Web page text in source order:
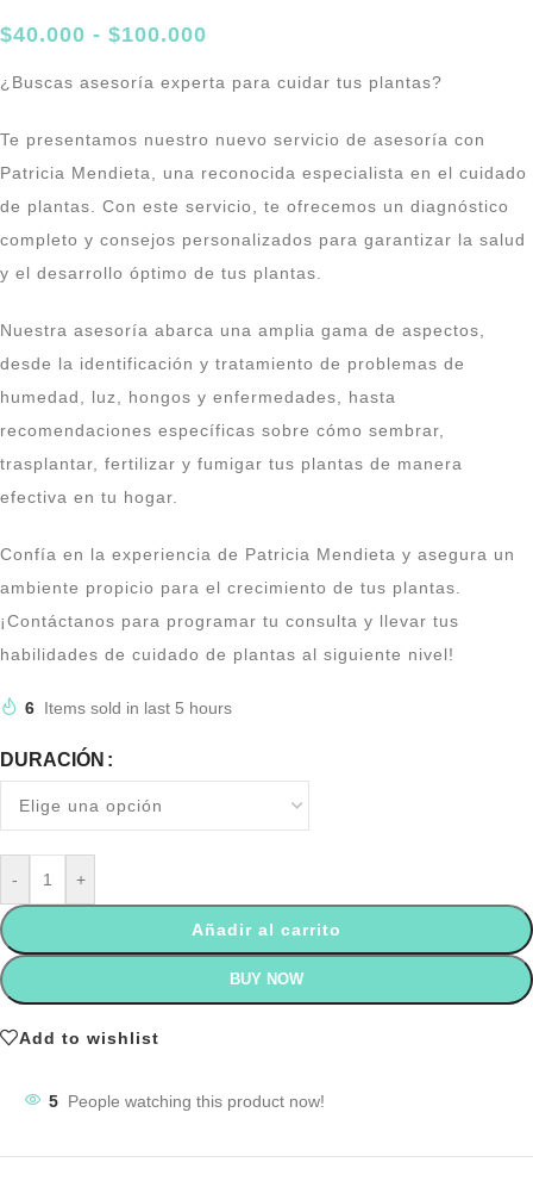
$40.000 - $100.000
¿Buscas asesoría experta para cuidar tus plantas?
Te presentamos nuestro nuevo servicio de asesoría con
Patricia Mendieta, una reconocida especialista en el cuidado
de plantas. Con este servicio, te ofrecemos un diagnóstico
completo y consejos personalizados para garantizar la salud
y el desarrollo óptimo de tus plantas.
Nuestra asesoría abarca una amplia gama de aspectos,
desde la identificación y tratamiento de problemas de
humedad, luz, hongos y enfermedades, hasta
recomendaciones específicas sobre cómo sembrar,
trasplantar, fertilizar y fumigar tus plantas de manera
efectiva en tu hogar.
Confía en la experiencia de Patricia Mendieta y asegura un
ambiente propicio para el crecimiento de tus plantas.
¡Contáctanos para programar tu consulta y llevar tus
habilidades de cuidado de plantas al siguiente nivel!
6 Items sold in last 5 hours
DURACIÓN
- +
Añadir al carrito
BUY NOW
Add to wishlist
5 People watching this product now!